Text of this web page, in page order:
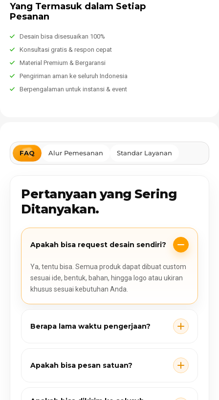
Yang Termasuk dalam Setiap
Pesanan
Desain bisa disesuaikan 100%
Konsultasi gratis & respon cepat
Material Premium & Bergaransi
Pengiriman aman ke seluruh Indonesia
Berpengalaman untuk instansi & event
FAQ Alur Pemesanan Standar Layanan
Pertanyaan yang Sering
Ditanyakan.
Apakah bisa request desain sendiri?
Ya, tentu bisa. Semua produk dapat dibuat custom
sesuai ide, bentuk, bahan, hingga logo atau ukiran
khusus sesuai kebutuhan Anda.
Berapa lama waktu pengerjaan?
Apakah bisa pesan satuan?